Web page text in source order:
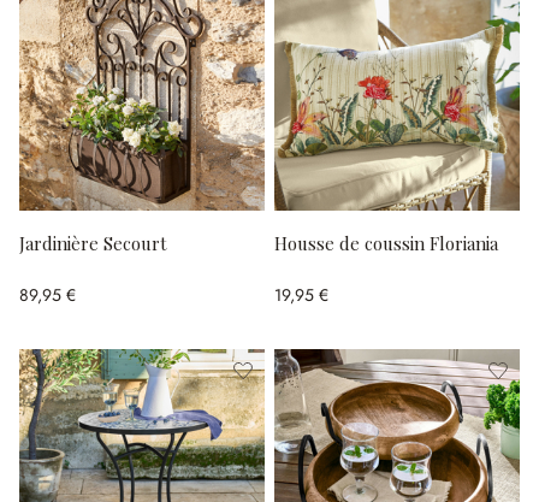
Jardinière Secourt
89,95 €
Housse de coussin Floriania
19,95 €